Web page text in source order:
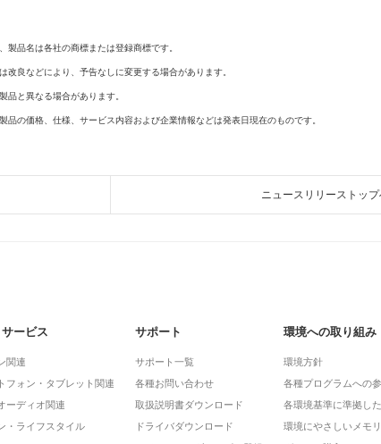
製品名は各社の商標または登録商標です。
改良などにより、予告なしに変更する場合があります。
品と異なる場合があります。
品の価格、仕様、サービス内容および企業情報などは発表日現在のものです。
ニュースリリーストップ
ービス
関連
フォン・タブレット関連
ーディオ関連
・ライフスタイル
サポート
サポート一覧
各種お問い合わせ
取扱説明書ダウンロード
ドライバダウンロード
環境への取り組み
環境方針
各種プログラムへの
各環境基準に準拠し
環境にやさしいメモ